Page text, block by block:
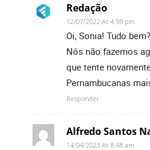
Redação
12/07/2022 At 4:59 pm
Oi, Sonia! Tudo bem?
Nós não fazemos
que tente
Pernambucanas
Responder
Alfredo Santos
14/04/2023 At 8:48 am